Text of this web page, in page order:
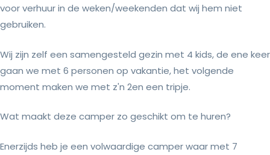
voor verhuur in de weken/weekenden dat wij hem niet
gebruiken.
Wij zijn zelf een samengesteld gezin met 4 kids, de ene keer
gaan we met 6 personen op vakantie, het volgende
moment maken we met z'n 2en een tripje.
Wat maakt deze camper zo geschikt om te huren?
Enerzijds heb je een volwaardige camper waar met 7